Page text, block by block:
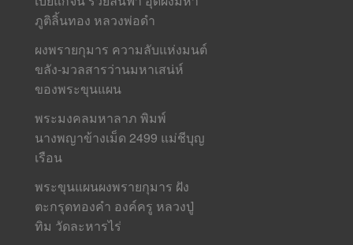
ภูติลิ้นทอง หลวงพ่อดำ
ผงพรายกุมาร ความลับแห่งมนต์
ขลัง-มวลสารว่านมหาเสน่ห์
ของพระขุนแผน
พระมงคลมหาลาภ พิมพ์
นางพญาข้างเม็ด 2499 แม่ชีบุญ
เรือน
พระขุนแผนผงพรายกุมาร ฝัง
ตะกรุดทองคำ องค์ครู หลวงปู่
ทิม วัดละหารไร่